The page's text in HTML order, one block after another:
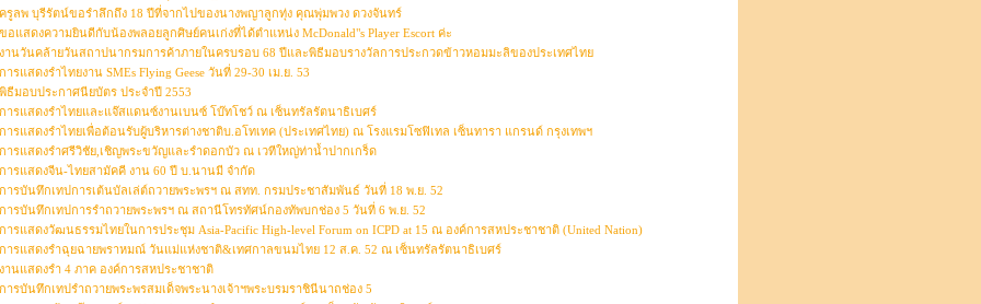
ครูลพ บุรีรัตน์ขอรำลึกถึง 18 ปีที่จากไปของนางพญาลูกทุ่ง คุณพุ่มพวง ดวงจันทร์
ขอแสดงความยินดีกับน้องพลอยลูกศิษย์คนเก่งที่ได้ตำแหน่ง McDonald"s Player Escort ค่ะ
งานวันคล้ายวันสถาปนากรมการค้าภายในครบรอบ 68 ปีและพิธีมอบรางวัลการประกวดข้าวหอมมะลิของประเทศไทย
การแสดงรำไทยงาน SMEs Flying Geese วันที่ 29-30 เม.ย. 53
พิธีมอบประกาศนียบัตร ประจำปี 2553
การแสดงรำไทยและแจ๊สแดนซ์งานเบนซ์ โบ๊ทโชว์ ณ เซ็นทรัลรัตนาธิเบศร์
การแสดงรำไทยเพื่อต้อนรับผู้บริหารต่างชาติบ.อโทเทค (ประเทศไทย) ณ โรงแรมโซฟิเทล เซ็นทารา แกรนด์ กรุงเทพฯ
การแสดงรำศรีวิชัย,เชิญพระขวัญและรำดอกบัว ณ เวทีใหญ่ท่าน้ำปากเกร็ด
การแสดงจีน-ไทยสามัคคี งาน 60 ปี บ.นานมี จำกัด
การบันทึกเทปการเต้นบัลเล่ต์ถวายพระพรฯ ณ สทท. กรมประชาสัมพันธ์ วันที่ 18 พ.ย. 52
การบันทึกเทปการรำถวายพระพรฯ ณ สถานีโทรทัศน์กองทัพบกช่อง 5 วันที่ 6 พ.ย. 52
การแสดงวัฒนธรรมไทยในการประชุม Asia-Pacific High-level Forum on ICPD at 15 ณ องค์การสหประชาชาติ (United Nation)
การแสดงรำฉุยฉายพราหมณ์ วันแม่แห่งชาติ&เทศกาลขนมไทย 12 ส.ค. 52 ณ เซ็นทรัลรัตนาธิเบศร์
งานแสดงรำ 4 ภาค องค์การสหประชาชาติ
การบันทึกเทปรำถวายพระพรสมเด็จพระนางเจ้าฯพระบรมราชินีนาถช่อง 5